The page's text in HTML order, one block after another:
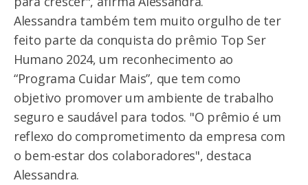
Alessandra também tem muito orgulho de ter
feito parte da conquista do prêmio Top Ser
Humano 2024, um reconhecimento ao
“Programa Cuidar Mais”, que tem como
objetivo promover um ambiente de trabalho
seguro e saudável para todos. "O prêmio é um
reflexo do comprometimento da empresa com
o bem-estar dos colaboradores", destaca
Alessandra.